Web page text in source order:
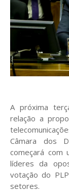
A próxima
relação a
Câmara dos
começará com
líderes da
votação do
setores.